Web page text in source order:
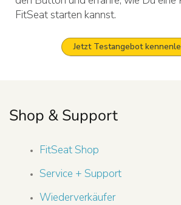
FitSeat starten kannst.
Jetzt Testangebot
Shop & Support
FitSeat Shop
Service + Support
Wiederverkäufer